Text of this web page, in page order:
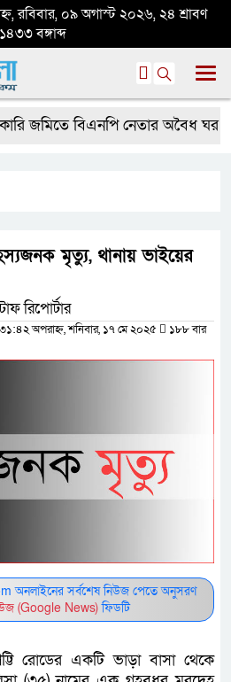
রবিবার, ০৯ অগাস্ট ২০২৬, ২৪ শ্রাবণ
১৪৩৩ বঙ্গাব্দ
জমিতে বিএনপি নেতার অবৈধ ঘর
মৃত্যু, থানায় ভাইয়ের
রিপোর্টার
অপরাহ্ন, শনিবার, ১৭ মে ২০২৫
১৮৮ বার
অনলাইনের সর্বশেষ নিউজ পেতে অনুসরণ
(Google News)ফিডটি
রোডের একটি ভাড়া বাসা থেকে